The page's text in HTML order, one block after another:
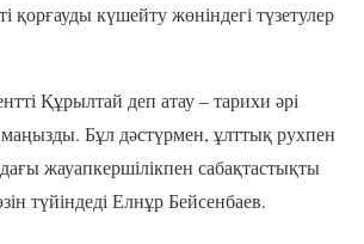
қорғауды күшейту жөніндегі түзетулер
Құрылтай деп атау – тарихи әрі
маңызды. Бұл дәстүрмен, ұлттық рухпен
жауапкершілікпен сабақтастықты
түйіндеді Елнұр Бейсенбаев.